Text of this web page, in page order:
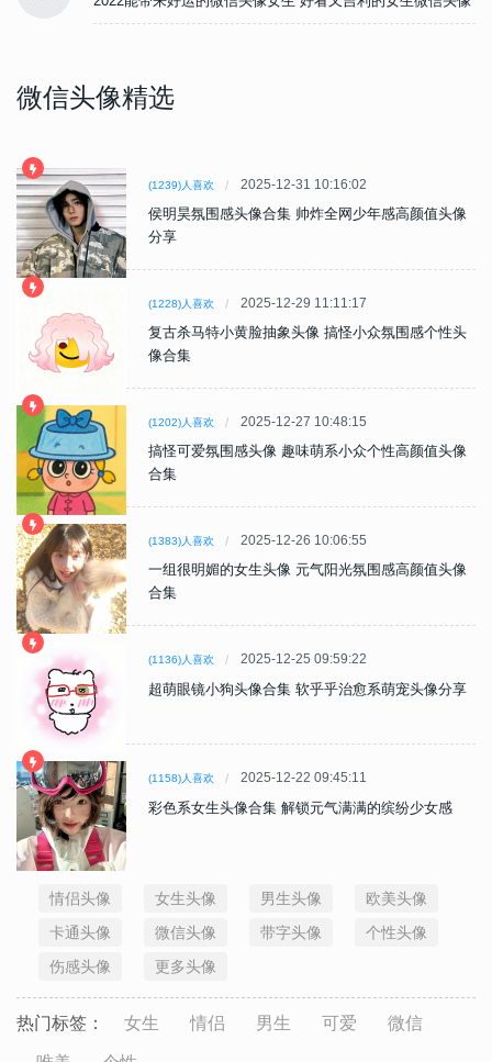
微信头像精选
(1239)人喜欢 2025-12-31 10:16:02
侯明昊氛围感头像合集 帅炸全网少年感高颜值头像
分享
(1228)人喜欢 2025-12-29 11:11:17
复古杀马特小黄脸抽象头像 搞怪小众氛围感个性头
像合集
(1202)人喜欢 2025-12-27 10:48:15
搞怪可爱氛围感头像 趣味萌系小众个性高颜值头像
合集
(1383)人喜欢 2025-12-26 10:06:55
一组很明媚的女生头像 元气阳光氛围感高颜值头像
合集
(1136)人喜欢 2025-12-25 09:59:22
超萌眼镜小狗头像合集 软乎乎治愈系萌宠头像分享
(1158)人喜欢 2025-12-22 09:45:11
彩色系女生头像合集 解锁元气满满的缤纷少女感
情侣头像 女生头像 男生头像
欧美头像
卡通头像
微信头像 带字头像
个性头像
伤感头像
更多头像
热门标签： 女生 情侣 男生 可爱 微信